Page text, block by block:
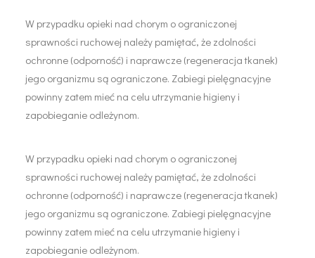
W przypadku opieki nad chorym o ograniczonej
sprawności ruchowej należy pamiętać, że zdolności
ochronne (odporność) i naprawcze (regeneracja tkanek)
jego organizmu są ograniczone. Zabiegi pielęgnacyjne
powinny zatem mieć na celu utrzymanie higieny i
zapobieganie odleżynom.
W przypadku opieki nad chorym o ograniczonej
sprawności ruchowej należy pamiętać, że zdolności
ochronne (odporność) i naprawcze (regeneracja tkanek)
jego organizmu są ograniczone. Zabiegi pielęgnacyjne
powinny zatem mieć na celu utrzymanie higieny i
zapobieganie odleżynom.